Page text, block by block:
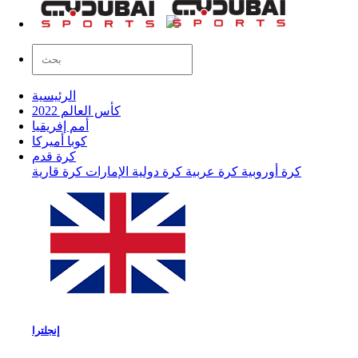
الرئيسية
كأس العالم 2022
أمم إفريقيا
كوبا أميركا
كرة قدم
كرة أوروبية كرة عربية كرة دولية الإمارات كرة قارية
إنجلترا